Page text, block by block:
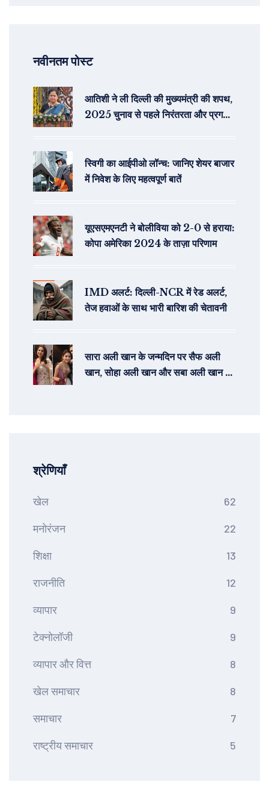
नवीनतम पोस्ट
आतिशी ने ली दिल्ली की मुख्यमंत्री की शपथ,
2025 चुनाव से पहले निरंतरता और प्रगति
स्विगी का आईपीओ लॉन्च: जानिए शेयर बाजार
में निवेश के लिए महत्वपूर्ण बातें
यूएसएमएनटी ने बोलीविया को 2-0 से हराया:
कोपा अमेरिका 2024 के ताज़ा परिणाम
IMD अलर्ट: दिल्ली-NCR में रेड अलर्ट,
तेज हवाओं के साथ भारी बारिश की चेतावनी
सारा अली खान के जन्मदिन पर सैफ अली
खान, सोहा अली खान और सबा अली खान ने
श्रेणियाँ
खेल 62
मनोरंजन 22
शिक्षा 13
राजनीति 12
व्यापार 9
टेक्नोलॉजी 9
व्यापार और वित्त 8
खेल समाचार 8
समाचार 7
राष्ट्रीय समाचार 5